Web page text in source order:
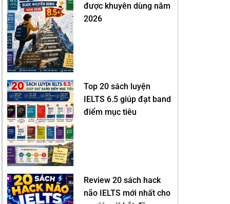
được khuyên dùng năm
2026
Top 20 sách luyện
IELTS 6.5 giúp đạt band
điểm mục tiêu
Review 20 sách hack
não IELTS mới nhất cho